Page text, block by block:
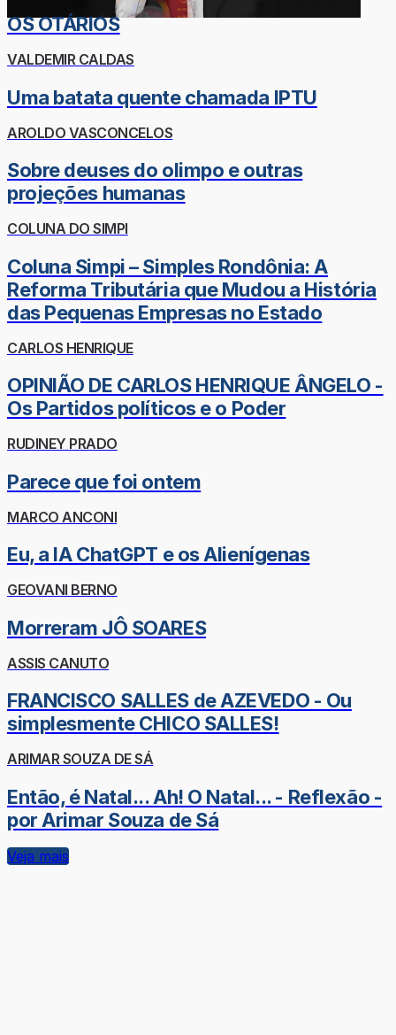
OS OTÁRIOS
VALDEMIR CALDAS
Uma batata quente chamada IPTU
AROLDO VASCONCELOS
Sobre deuses do olimpo e outras
projeções humanas
COLUNA DO SIMPI
Coluna Simpi – Simples Rondônia: A
Reforma Tributária que Mudou a História
das Pequenas Empresas no Estado
CARLOS HENRIQUE
OPINIÃO DE CARLOS HENRIQUE ÂNGELO -
Os Partidos políticos e o Poder
RUDINEY PRADO
Parece que foi ontem
MARCO ANCONI
Eu, a IA ChatGPT e os Alienígenas
GEOVANI BERNO
Morreram JÔ SOARES
ASSIS CANUTO
FRANCISCO SALLES de AZEVEDO - Ou
simplesmente CHICO SALLES!
ARIMAR SOUZA DE SÁ
Então, é Natal... Ah! O Natal... - Reflexão -
por Arimar Souza de Sá
Veja mais